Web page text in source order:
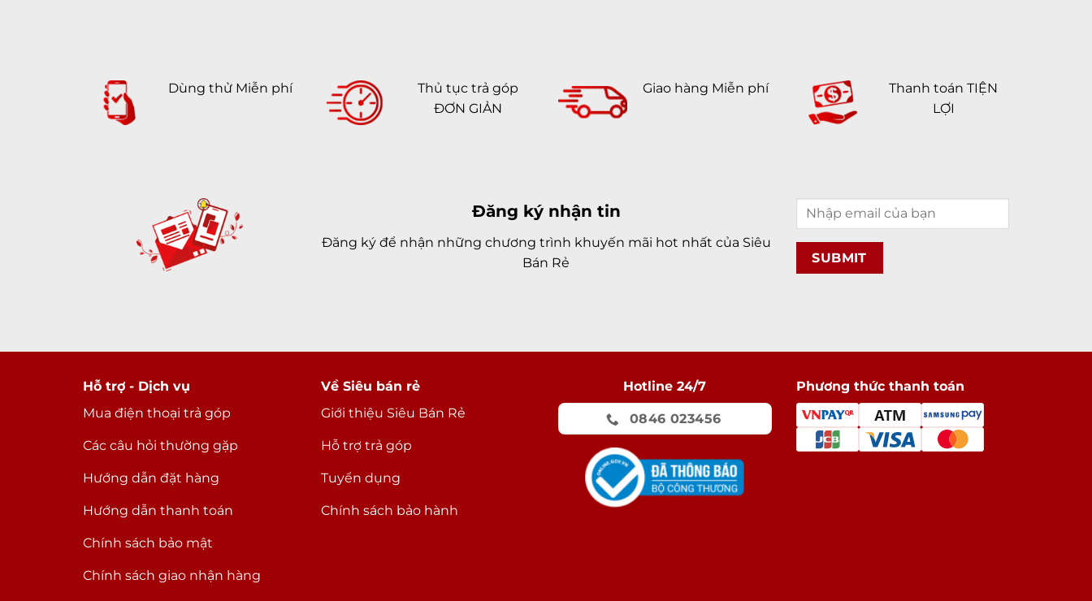
Dùng thử Miễn phí
Thủ tục trả góp
ĐƠN GIẢN
Giao hàng Miễn phí
Thanh toán TIỆN
LỢI
Đăng ký nhận tin
Đăng ký để nhận những chương trình khuyến mãi hot nhất của Siêu
Bán Rẻ
Hỗ trợ - Dịch vụ
Mua điện thoại trả góp
Các câu hỏi thường gặp
Hướng dẫn đặt hàng
Hướng dẫn thanh toán
Chính sách bảo mật
Chính sách giao nhận hàng
Về Siêu bán rẻ
Giới thiệu Siêu Bán Rẻ
Hỗ trợ trả góp
Tuyển dụng
Chính sách bảo hành
Hotline 24/7
0846 023456
Phương thức thanh toán